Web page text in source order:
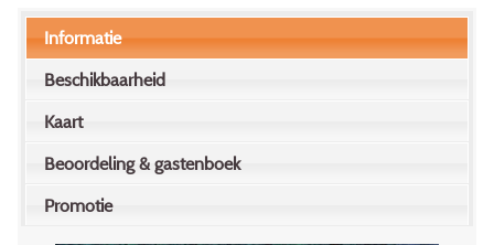
Informatie
Beschikbaarheid
Kaart
Beoordeling & gastenboek
Promotie